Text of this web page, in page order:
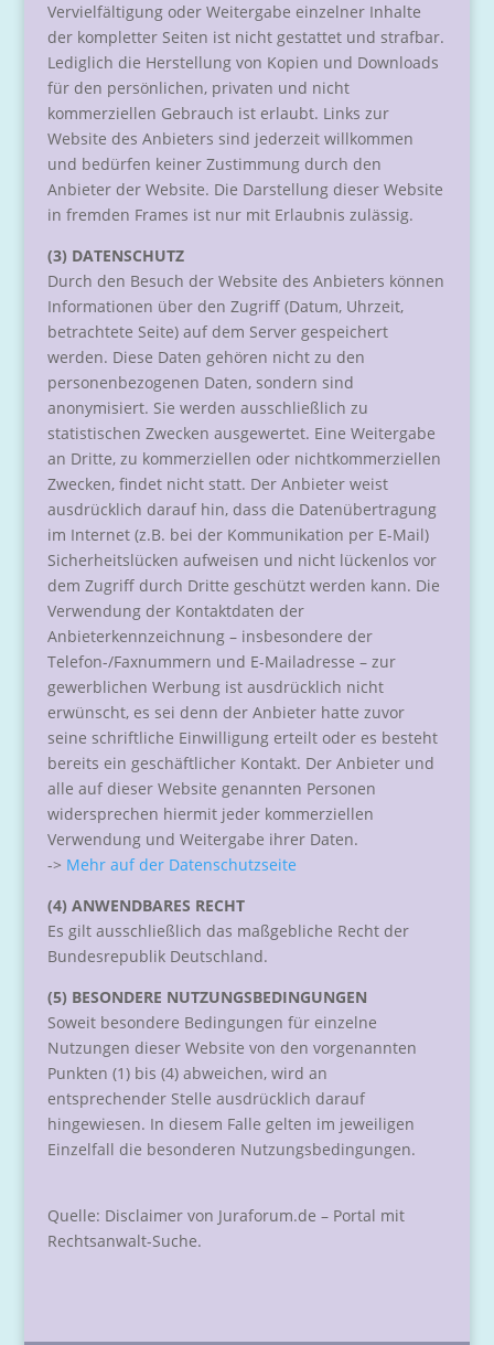
Vervielfältigung oder Weitergabe einzelner Inhalte
der kompletter Seiten ist nicht gestattet und strafbar.
Lediglich die Herstellung von Kopien und Downloads
für den persönlichen, privaten und nicht
kommerziellen Gebrauch ist erlaubt. Links zur
Website des Anbieters sind jederzeit willkommen
und bedürfen keiner Zustimmung durch den
Anbieter der Website. Die Darstellung dieser Website
in fremden Frames ist nur mit Erlaubnis zulässig.
(3) DATENSCHUTZ
Durch den Besuch der Website des Anbieters können
Informationen über den Zugriff (Datum, Uhrzeit,
betrachtete Seite) auf dem Server gespeichert
werden. Diese Daten gehören nicht zu den
personenbezogenen Daten, sondern sind
anonymisiert. Sie werden ausschließlich zu
statistischen Zwecken ausgewertet. Eine Weitergabe
an Dritte, zu kommerziellen oder nichtkommerziellen
Zwecken, findet nicht statt. Der Anbieter weist
ausdrücklich darauf hin, dass die Datenübertragung
im Internet (z.B. bei der Kommunikation per E-Mail)
Sicherheitslücken aufweisen und nicht lückenlos vor
dem Zugriff durch Dritte geschützt werden kann. Die
Verwendung der Kontaktdaten der
Anbieterkennzeichnung – insbesondere der
Telefon-/Faxnummern und E-Mailadresse – zur
gewerblichen Werbung ist ausdrücklich nicht
erwünscht, es sei denn der Anbieter hatte zuvor
seine schriftliche Einwilligung erteilt oder es besteht
bereits ein geschäftlicher Kontakt. Der Anbieter und
alle auf dieser Website genannten Personen
widersprechen hiermit jeder kommerziellen
Verwendung und Weitergabe ihrer Daten.
-> Mehr auf der Datenschutzseite
(4) ANWENDBARES RECHT
Es gilt ausschließlich das maßgebliche Recht der
Bundesrepublik Deutschland.
(5) BESONDERE NUTZUNGSBEDINGUNGEN
Soweit besondere Bedingungen für einzelne
Nutzungen dieser Website von den vorgenannten
Punkten (1) bis (4) abweichen, wird an
entsprechender Stelle ausdrücklich darauf
hingewiesen. In diesem Falle gelten im jeweiligen
Einzelfall die besonderen Nutzungsbedingungen.
Quelle: Disclaimer von Juraforum.de – Portal mit
Rechtsanwalt-Suche.